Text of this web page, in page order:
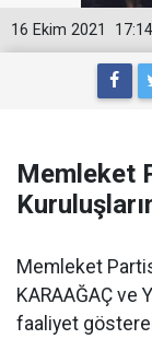
17:14
16 Ekim 2021
Memleket
Memleket
KARAAĞAÇ ve
faaliyet